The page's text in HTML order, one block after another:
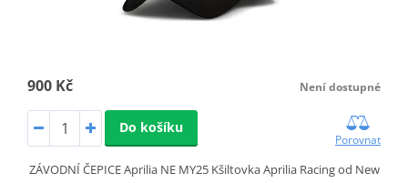
900 Kč Není dostupné
Do košíku
Porovnat
ZÁVODNÍ ČEPICE Aprilia NE MY25 Kšiltovka Aprilia Racing od New